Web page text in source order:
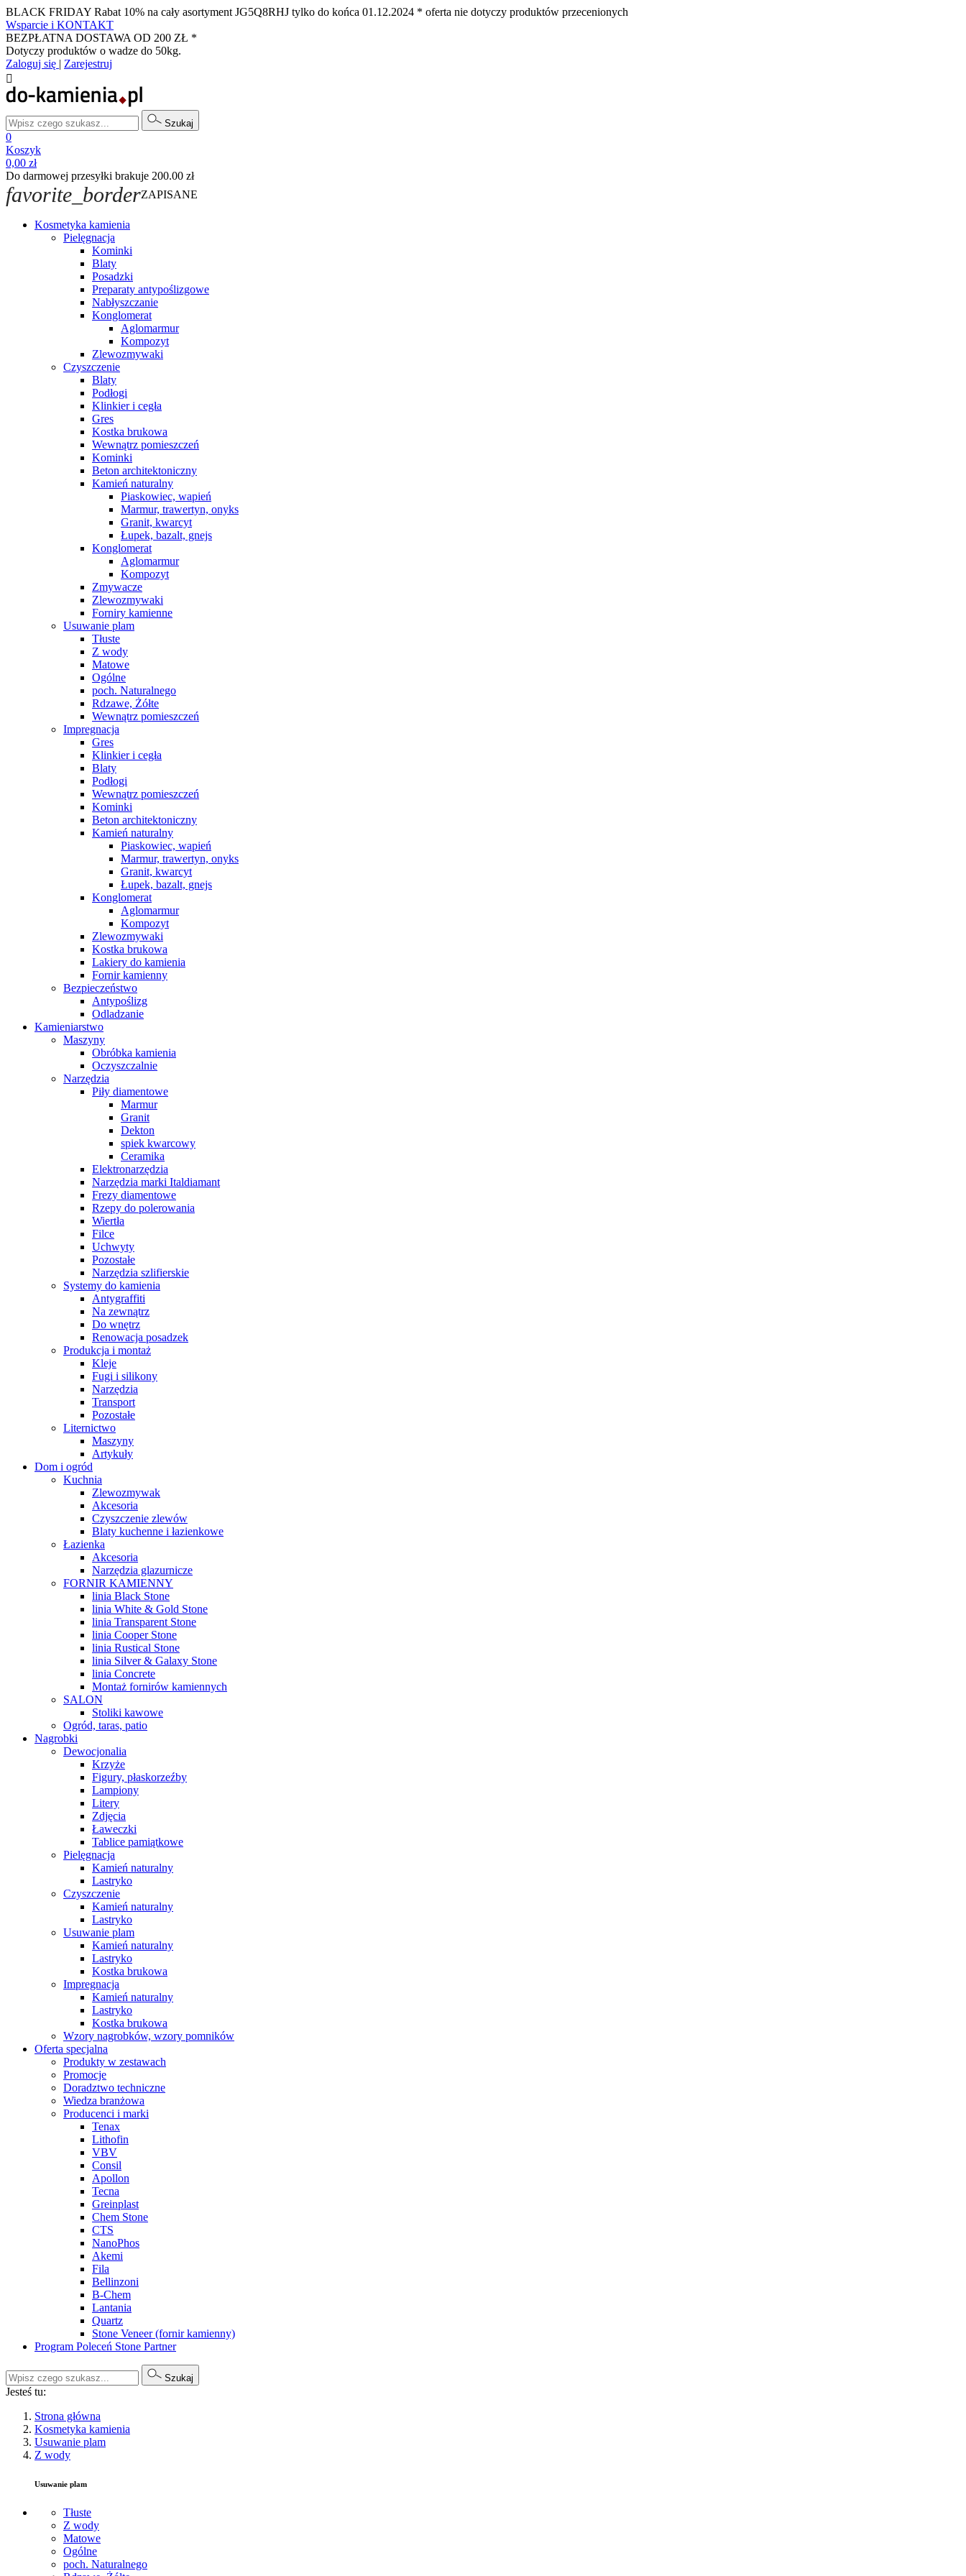
BLACK FRIDAY Rabat 10% na cały asortyment JG5Q8RHJ tylko do końca 01.12.2024 * oferta nie dotyczy produktów przecenionych
Wsparcie i KONTAKT
BEZPŁATNA DOSTAWA OD 200 ZŁ *
Dotyczy produktów o wadze do 50kg.
Zaloguj się | Zarejestruj

Szukaj
0
Koszyk
0,00 zł
Do darmowej przesyłki brakuje 200.00 zł
favorite_borderZAPISANE
Kosmetyka kamienia
Pielęgnacja
Kominki
Blaty
Posadzki
Preparaty antypoślizgowe
Nabłyszczanie
Konglomerat
Aglomarmur
Kompozyt
Zlewozmywaki
Czyszczenie
Blaty
Podłogi
Klinkier i cegła
Gres
Kostka brukowa
Wewnątrz pomieszczeń
Kominki
Beton architektoniczny
Kamień naturalny
Piaskowiec, wapień
Marmur, trawertyn, onyks
Granit, kwarcyt
Łupek, bazalt, gnejs
Konglomerat
Aglomarmur
Kompozyt
Zmywacze
Zlewozmywaki
Forniry kamienne
Usuwanie plam
Tłuste
Z wody
Matowe
Ogólne
poch. Naturalnego
Rdzawe, Żółte
Wewnątrz pomieszczeń
Impregnacja
Gres
Klinkier i cegła
Blaty
Podłogi
Wewnątrz pomieszczeń
Kominki
Beton architektoniczny
Kamień naturalny
Piaskowiec, wapień
Marmur, trawertyn, onyks
Granit, kwarcyt
Łupek, bazalt, gnejs
Konglomerat
Aglomarmur
Kompozyt
Zlewozmywaki
Kostka brukowa
Lakiery do kamienia
Fornir kamienny
Bezpieczeństwo
Antypoślizg
Odladzanie
Kamieniarstwo
Maszyny
Obróbka kamienia
Oczyszczalnie
Narzędzia
Piły diamentowe
Marmur
Granit
Dekton
spiek kwarcowy
Ceramika
Elektronarzędzia
Narzędzia marki Italdiamant
Frezy diamentowe
Rzepy do polerowania
Wiertła
Filce
Uchwyty
Pozostałe
Narzędzia szlifierskie
Systemy do kamienia
Antygraffiti
Na zewnątrz
Do wnętrz
Renowacja posadzek
Produkcja i montaż
Kleje
Fugi i silikony
Narzędzia
Transport
Pozostałe
Liternictwo
Maszyny
Artykuły
Dom i ogród
Kuchnia
Zlewozmywak
Akcesoria
Czyszczenie zlewów
Blaty kuchenne i łazienkowe
Łazienka
Akcesoria
Narzędzia glazurnicze
FORNIR KAMIENNY
linia Black Stone
linia White & Gold Stone
linia Transparent Stone
linia Cooper Stone
linia Rustical Stone
linia Silver & Galaxy Stone
linia Concrete
Montaż fornirów kamiennych
SALON
Stoliki kawowe
Ogród, taras, patio
Nagrobki
Dewocjonalia
Krzyże
Figury, płaskorzeźby
Lampiony
Litery
Zdjęcia
Ławeczki
Tablice pamiątkowe
Pielęgnacja
Kamień naturalny
Lastryko
Czyszczenie
Kamień naturalny
Lastryko
Usuwanie plam
Kamień naturalny
Lastryko
Kostka brukowa
Impregnacja
Kamień naturalny
Lastryko
Kostka brukowa
Wzory nagrobków, wzory pomników
Oferta specjalna
Produkty w zestawach
Promocje
Doradztwo techniczne
Wiedza branżowa
Producenci i marki
Tenax
Lithofin
VBV
Consil
Apollon
Tecna
Greinplast
Chem Stone
CTS
NanoPhos
Akemi
Fila
Bellinzoni
B-Chem
Lantania
Quartz
Stone Veneer (fornir kamienny)
Program Poleceń Stone Partner
Szukaj
Jesteś tu:
Strona główna
Kosmetyka kamienia
Usuwanie plam
Z wody
Usuwanie plam
Tłuste
Z wody
Matowe
Ogólne
poch. Naturalnego